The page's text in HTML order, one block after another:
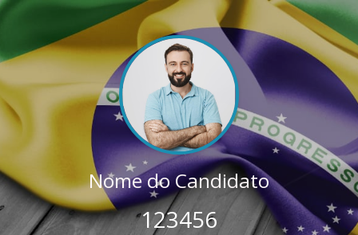
Nome do Candidato
123456